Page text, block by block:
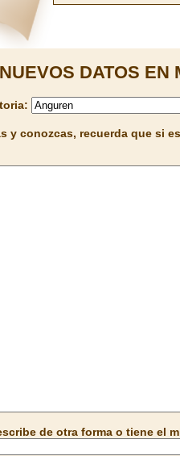
DATOS EN
y conozcas, recuerda que si
de otra forma o tiene el